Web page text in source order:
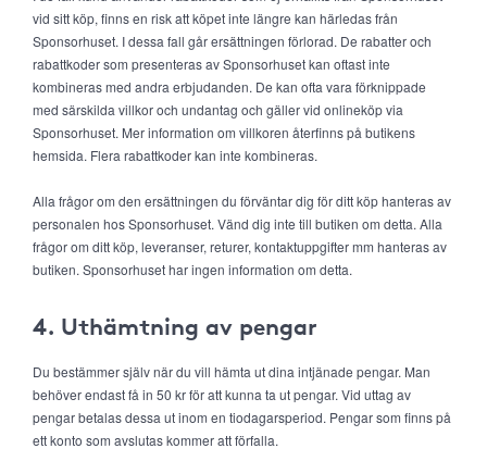
vid sitt köp, finns en risk att köpet inte längre kan härledas från
Sponsorhuset. I dessa fall går ersättningen förlorad. De rabatter och
rabattkoder som presenteras av Sponsorhuset kan oftast inte
kombineras med andra erbjudanden. De kan ofta vara förknippade
med särskilda villkor och undantag och gäller vid onlineköp via
Sponsorhuset. Mer information om villkoren återfinns på butikens
hemsida. Flera rabattkoder kan inte kombineras.
Alla frågor om den ersättningen du förväntar dig för ditt köp hanteras av
personalen hos Sponsorhuset. Vänd dig inte till butiken om detta. Alla
frågor om ditt köp, leveranser, returer, kontaktuppgifter mm hanteras av
butiken. Sponsorhuset har ingen information om detta.
4. Uthämtning av pengar
Du bestämmer själv när du vill hämta ut dina intjänade pengar. Man
behöver endast få in 50 kr för att kunna ta ut pengar. Vid uttag av
pengar betalas dessa ut inom en tiodagarsperiod. Pengar som finns på
ett konto som avslutas kommer att förfalla.